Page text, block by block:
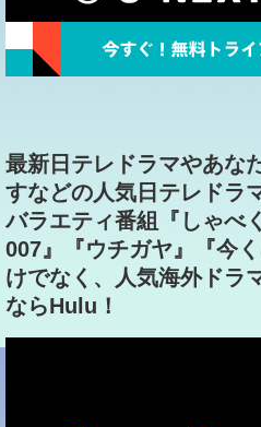
最新日テレドラマやあな
すなどの人気日テレドラ
バラエティ番組『しゃべ
007』『ウチガヤ』『今
けでなく、人気海外ドラ
ならHulu！